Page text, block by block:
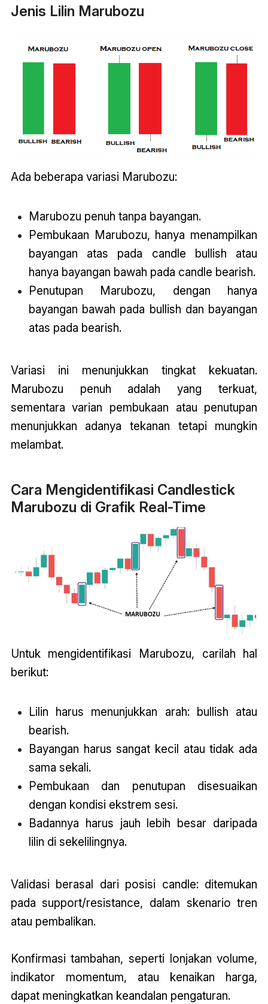
Jenis Lilin Marubozu
Ada beberapa variasi Marubozu:
Marubozu penuh tanpa bayangan.
Pembukaan Marubozu, hanya menampilkan
bayangan atas pada candle bullish atau
hanya bayangan bawah pada candle bearish.
Penutupan Marubozu, dengan hanya
bayangan bawah pada bullish dan bayangan
atas pada bearish.
Variasi ini menunjukkan tingkat kekuatan.
Marubozu penuh adalah yang terkuat,
sementara varian pembukaan atau penutupan
menunjukkan adanya tekanan tetapi mungkin
melambat.
Cara Mengidentifikasi Candlestick
Marubozu di Grafik Real-Time
Untuk mengidentifikasi Marubozu, carilah hal
berikut:
Lilin harus menunjukkan arah: bullish atau
bearish.
Bayangan harus sangat kecil atau tidak ada
sama sekali.
Pembukaan dan penutupan disesuaikan
dengan kondisi ekstrem sesi.
Badannya harus jauh lebih besar daripada
lilin di sekelilingnya.
Validasi berasal dari posisi candle: ditemukan
pada support/resistance, dalam skenario tren
atau pembalikan.
Konfirmasi tambahan, seperti lonjakan volume,
indikator momentum, atau kenaikan harga,
dapat meningkatkan keandalan pengaturan.